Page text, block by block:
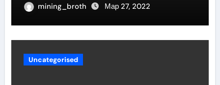
mining_broth Мар 27, 2022
Uncategorised